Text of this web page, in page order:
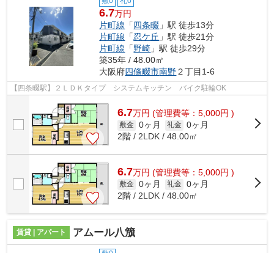
6.7万円
片町線 「四条畷 」駅 徒歩13分
片町線 「忍ケ丘 」駅 徒歩21分
片町線 「野崎 」駅 徒歩29分
築35年 / 48.00㎡
大阪府四條畷市南野２丁目1-6
【四条畷駅】２ＬＤＫタイプ システムキッチン バイク駐輪OK
6.7万円 (管理費等：5,000円 )
敷金 0ヶ月 礼金 0ヶ月
2階 / 2LDK / 48.00㎡
6.7万円 (管理費等：5,000円 )
敷金 0ヶ月 礼金 0ヶ月
2階 / 2LDK / 48.00㎡
賃貸 | アパート アムール八籏